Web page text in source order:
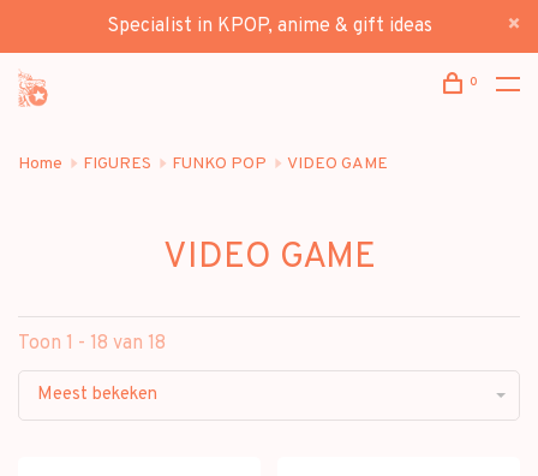
Specialist in KPOP, anime & gift ideas
0
Home FIGURES FUNKO POP VIDEO GAME
VIDEO GAME
Toon 1 - 18 van 18
Meest bekeken